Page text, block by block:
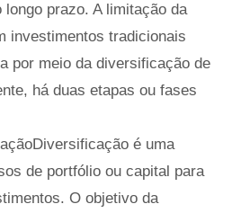
prazo. A limitação da
investimentos tradicionais
por meio da diversificação de
há duas etapas ou fases
é uma
de portfólio ou capital para
O objetivo da